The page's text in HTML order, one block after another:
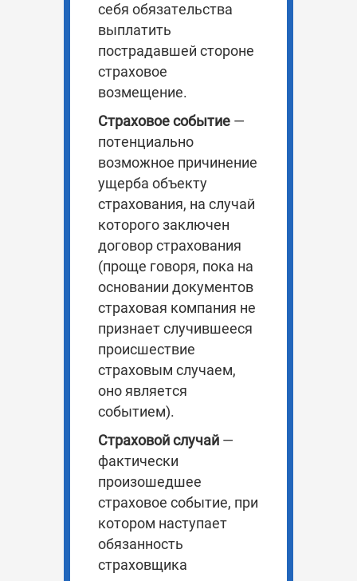
себя обязательства
выплатить
пострадавшей стороне
страховое
возмещение.
Страховое событие —
потенциально
возможное причинение
ущерба объекту
страхования, на случай
которого заключен
договор страхования
(проще говоря, пока на
основании документов
страховая компания не
признает случившееся
происшествие
страховым случаем,
оно является
событием).
Страховой случай —
фактически
произошедшее
страховое событие, при
котором наступает
обязанность
страховщика